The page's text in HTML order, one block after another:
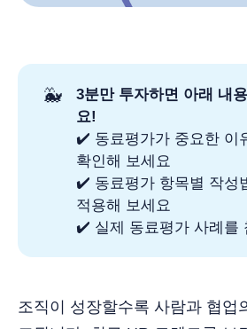
🐳
3분만 투자하면 아래 내
요!
✔️ 동료평가가 중요한 이
확인해 보세요
✔️ 동료평가 항목별 작성
적용해 보세요
✔️ 실제 동료평가 사례를
조직이 성장할수록 사람과 협업